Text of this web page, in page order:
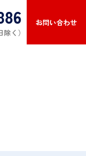
く）
お問い合わせ